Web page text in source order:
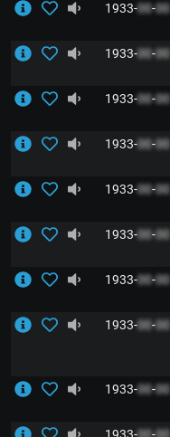
1933-00-00
1933-00-00
1933-00-00
1933-00-00
1933-00-00
1933-00-00
1933-00-00
1933-00-00
1933-00-00